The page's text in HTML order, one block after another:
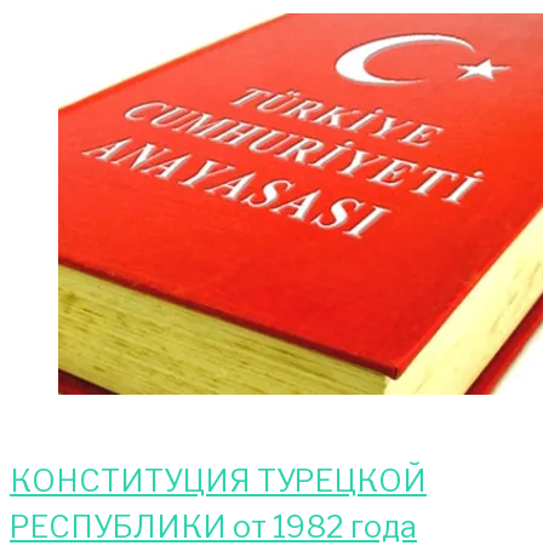
КОНСТИТУЦИЯ ТУРЕЦКОЙ
РЕСПУБЛИКИ от 1982 года